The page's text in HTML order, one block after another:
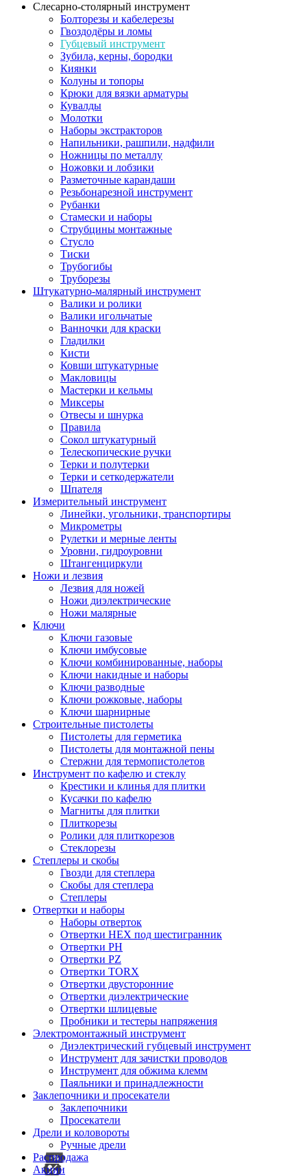
Слесарно-столярный инструмент
Болторезы и кабелерезы
Гвоздодёры и ломы
Губцевый инструмент
Зубила, керны, бородки
Киянки
Колуны и топоры
Крюки для вязки арматуры
Кувалды
Молотки
Наборы экстракторов
Напильники, рашпили, надфили
Ножницы по металлу
Ножовки и лобзики
Разметочные карандаши
Резьбонарезной инструмент
Рубанки
Стамески и наборы
Струбцины монтажные
Стусло
Тиски
Трубогибы
Труборезы
Штукатурно-малярный инструмент
Валики и ролики
Валики игольчатые
Ванночки для краски
Гладилки
Кисти
Ковши штукатурные
Макловицы
Мастерки и кельмы
Миксеры
Отвесы и шнурка
Правила
Сокол штукатурный
Телескопические ручки
Терки и полутерки
Терки и сеткодержатели
Шпателя
Измерительный инструмент
Линейки, угольники, транспортиры
Микрометры
Рулетки и мерные ленты
Уровни, гидроуровни
Штангенциркули
Ножи и лезвия
Лезвия для ножей
Ножи диэлектрические
Ножи малярные
Ключи
Ключи газовые
Ключи имбусовые
Ключи комбинированные, наборы
Ключи накидные и наборы
Ключи разводные
Ключи рожковые, наборы
Ключи шарнирные
Строительные пистолеты
Пистолеты для герметика
Пистолеты для монтажной пены
Стержни для термопистолетов
Инструмент по кафелю и стеклу
Крестики и клинья для плитки
Кусачки по кафелю
Магниты для плитки
Плиткорезы
Ролики для плиткорезов
Стеклорезы
Степлеры и скобы
Гвозди для степлера
Скобы для степлера
Степлеры
Отвертки и наборы
Наборы отверток
Отвертки HEX под шестигранник
Отвертки PH
Отвертки PZ
Отвертки TORX
Отвертки двусторонние
Отвертки диэлектрические
Отвертки шлицевые
Пробники и тестеры напряжения
Электромонтажный инструмент
Диэлектрический губцевый инструмент
Инструмент для зачистки проводов
Инструмент для обжима клемм
Паяльники и принадлежности
Заклепочники и просекатели
Заклепочники
Просекатели
Дрели и коловороты
Ручные дрели
Распродажа
Акции